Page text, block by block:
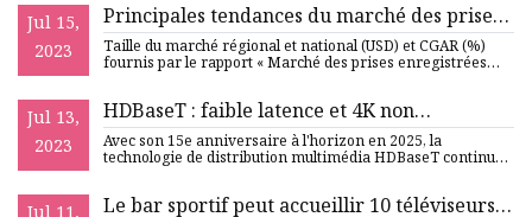
Jul 15,
2023
Principales tendances du marché des prises
enregistrées CAT6 et CAT6e en 2023 avec des
informations sur les acteurs clés Siemon, D
Taille du marché régional et national (USD) et CGAR (%)
fournis par le rapport « Marché des prises enregistrées
Jul 13,
2023
HDBaseT : faible latence et 4K non
compressé à la base du succès
Avec son 15e anniversaire à l'horizon en 2025, la
technologie de distribution multimédia HDBaseT continue
Jul 11,
Le bar sportif peut accueillir 10 téléviseurs